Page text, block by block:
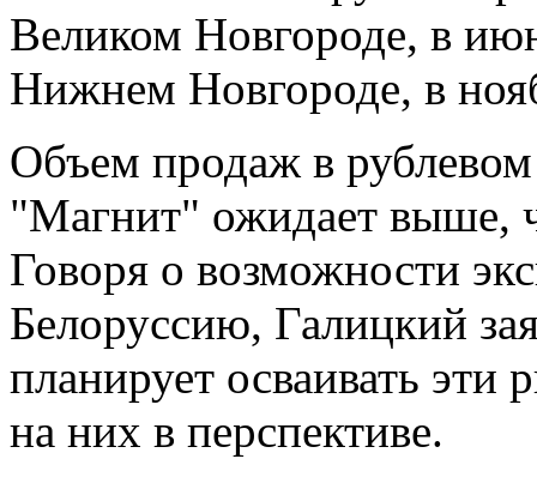
Великом Новгороде, в
Нижнем Новгороде, в
Объем продаж в рублевом
"Магнит" ожидает выше,
Говоря о возможности
Белоруссию, Галицкий
планирует осваивать
на них в перспективе.